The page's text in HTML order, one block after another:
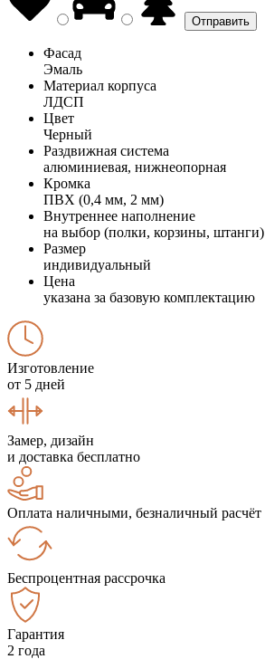
Фасад
Эмаль
Материал корпуса
ЛДСП
Цвет
Черный
Раздвижная система
алюминиевая, нижнеопорная
Кромка
ПВХ (0,4 мм, 2 мм)
Внутреннее наполнение
на выбор (полки, корзины, штанги)
Размер
индивидуальный
Цена
указана за базовую комплектацию
Изготовление
от 5 дней
Замер, дизайн
и доставка бесплатно
Оплата наличными, безналичный расчёт
Беспроцентная рассрочка
Гарантия
2 года